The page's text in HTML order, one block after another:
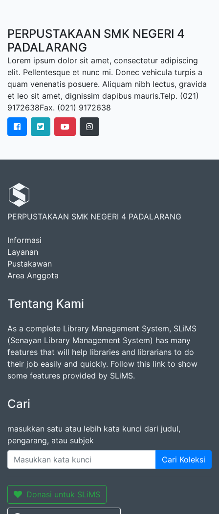
PERPUSTAKAAN SMK NEGERI 4
PADALARANG
Lorem ipsum dolor sit amet, consectetur adipiscing
elit. Pellentesque et nunc mi. Donec vehicula turpis a
quam venenatis posuere. Aliquam nibh lectus, gravida
et leo sit amet, dignissim dapibus mauris.Telp. (021)
9172638Fax. (021) 9172638
PERPUSTAKAAN SMK NEGERI 4 PADALARANG
Informasi
Layanan
Pustakawan
Area Anggota
Tentang Kami
As a complete Library Management System, SLiMS
(Senayan Library Management System) has many
features that will help libraries and librarians to do
their job easily and quickly. Follow this link to show
some features provided by SLiMS.
Cari
masukkan satu atau lebih kata kunci dari judul,
pengarang, atau subjek
Cari Koleksi
Donasi untuk SLiMS